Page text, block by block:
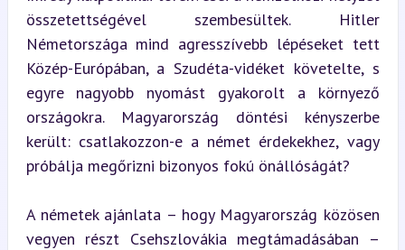
összetettségével szembesültek. Hitler
Németországa mind agresszívebb lépéseket tett
Közép-Európában, a Szudéta-vidéket követelte, s
egyre nagyobb nyomást gyakorolt a környező
országokra. Magyarország döntési kényszerbe
került: csatlakozzon-e a német érdekekhez, vagy
próbálja megőrizni bizonyos fokú önállóságát?
A németek ajánlata – hogy Magyarország közösen
vegyen részt Csehszlovákia megtámadásában –